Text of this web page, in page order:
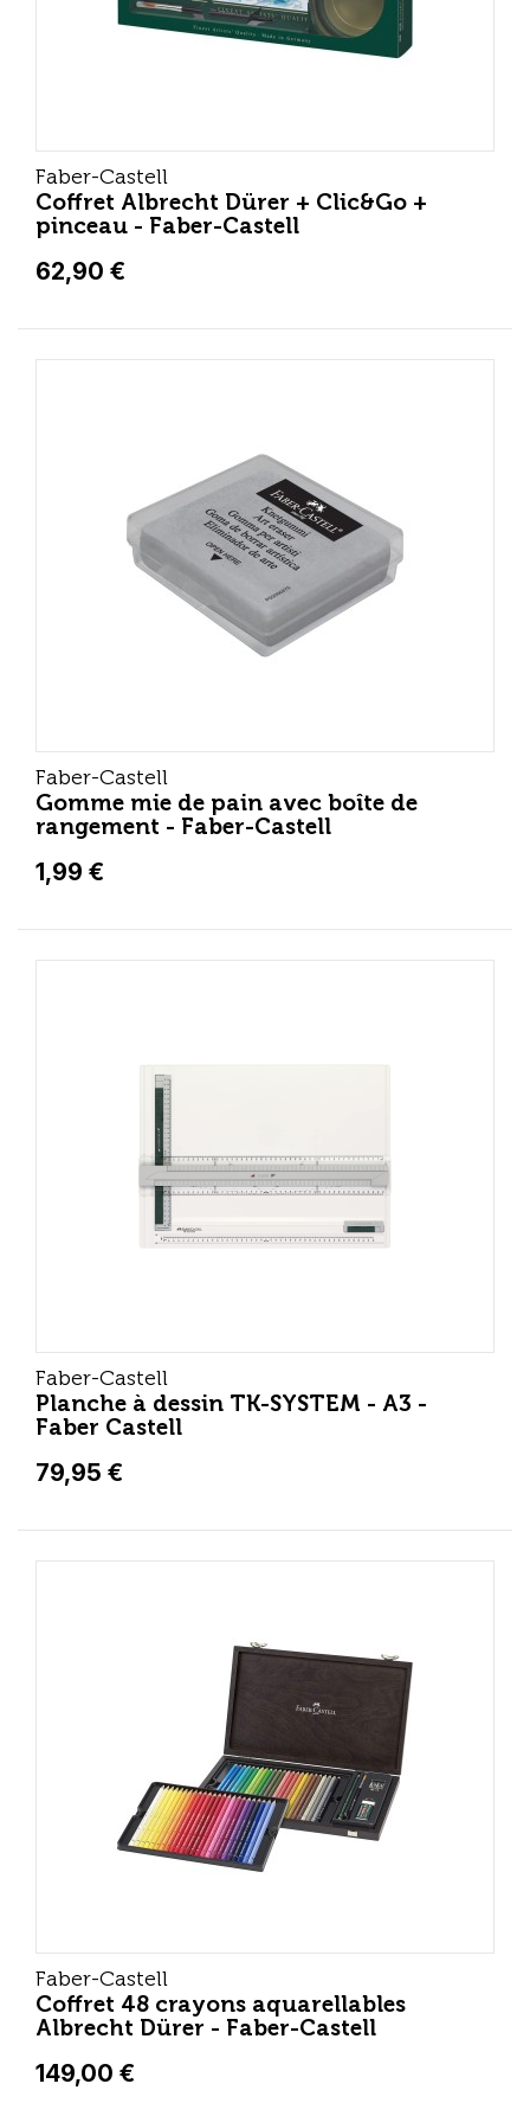
Faber-Castell
Coffret Albrecht Dürer + Clic&Go +
pinceau - Faber-Castell
62,90 €
Faber-Castell
Gomme mie de pain avec boîte de
rangement - Faber-Castell
1,99 €
Faber-Castell
Planche à dessin TK-SYSTEM - A3 -
Faber Castell
79,95 €
Faber-Castell
Coffret 48 crayons aquarellables
Albrecht Dürer - Faber-Castell
149,00 €